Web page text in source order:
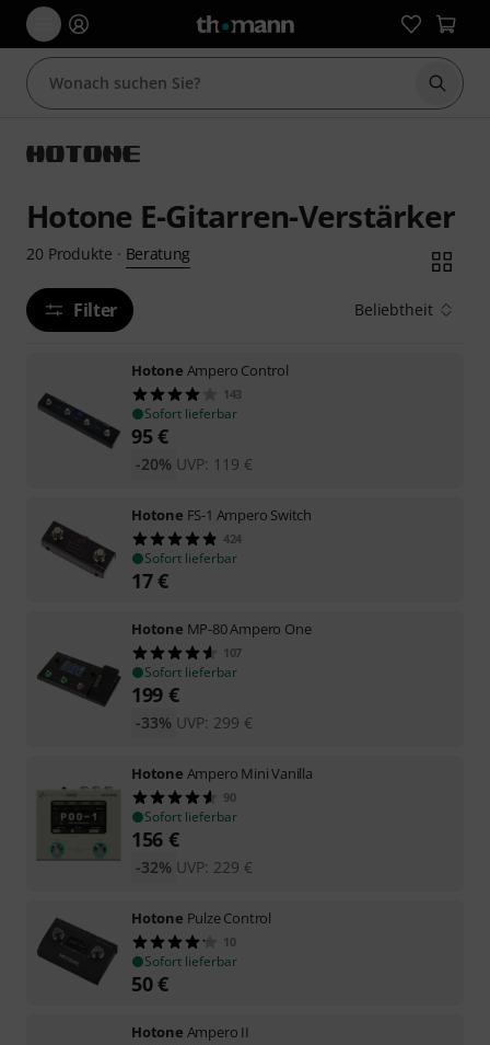
Suche
Hotone E-Gitarren-Verstärker
20 Produkte · Beratung
Filter Beliebtheit
Hotone Ampero Control
143
Sofort lieferbar
95€
UVP: 119 €
-20%
Hotone FS-1 Ampero Switch
424
Sofort lieferbar
17€
Hotone MP-80 Ampero One
107
Sofort lieferbar
199 €
UVP: 299 €
-33%
Hotone Ampero Mini Vanilla
90
Sofort lieferbar
156 €
UVP: 229 €
-32%
Hotone Pulze Control
10
Sofort lieferbar
50€
Hotone Ampero II